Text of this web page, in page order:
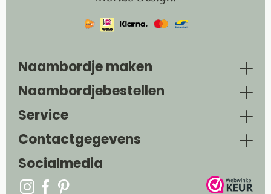
Naambordje maken
Naambordjebestellen
Service
Contactgegevens
Socialmedia